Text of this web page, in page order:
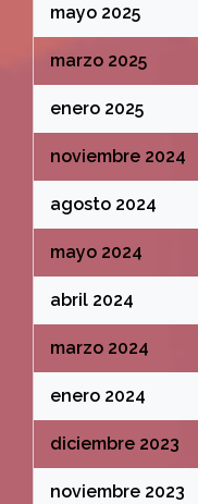
mayo 2025
marzo 2025
enero 2025
noviembre 2024
agosto 2024
mayo 2024
abril 2024
marzo 2024
enero 2024
diciembre 2023
noviembre 2023